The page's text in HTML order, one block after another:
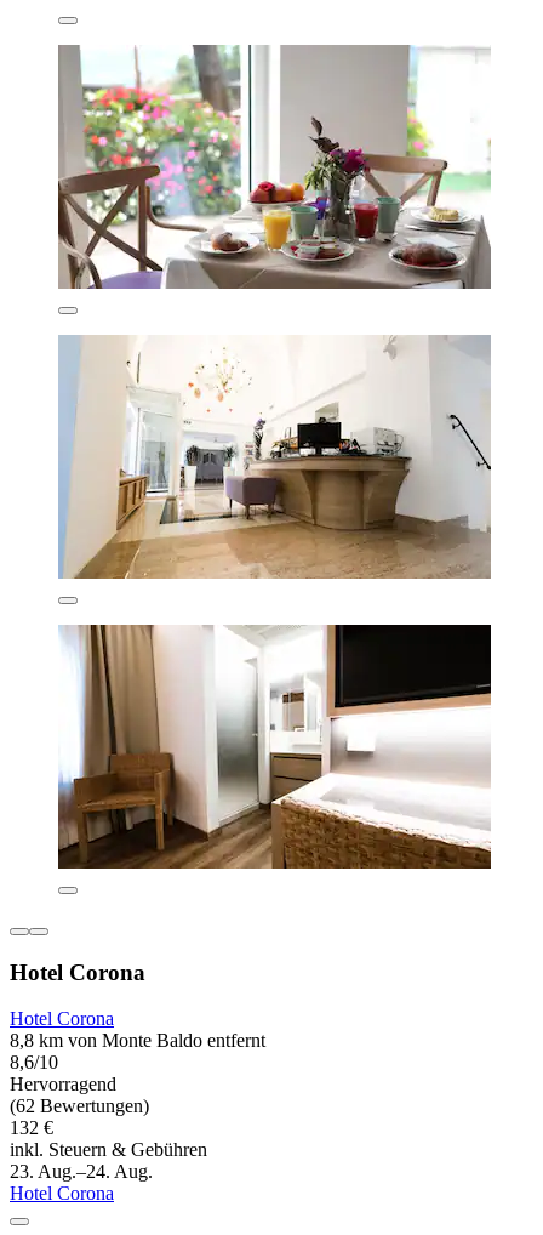
Hotel Corona
Hotel Corona
8,8 km von Monte Baldo entfernt
8,6/10
Hervorragend
(62 Bewertungen)
132 €
inkl. Steuern & Gebühren
23. Aug.–24. Aug.
Hotel Corona